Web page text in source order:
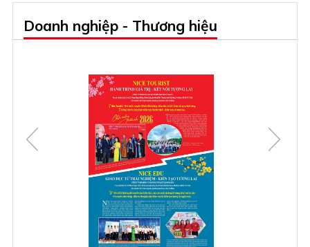
Doanh nghiệp - Thương hiệu